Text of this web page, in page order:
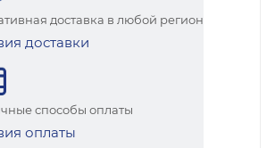
доставка в любой регион
доставки
способы оплаты
оплаты